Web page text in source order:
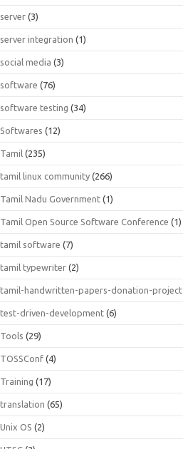
server (3)
server integration (1)
social media (3)
software (76)
software testing (34)
Softwares (12)
Tamil (235)
tamil linux community (266)
Tamil Nadu Government (1)
Tamil Open Source Software Conference (1)
tamil software (7)
tamil typewriter (2)
tamil-handwritten-papers-donation-project
test-driven-development (6)
Tools (29)
TOSSConf (4)
Training (17)
translation (65)
Unix OS (2)